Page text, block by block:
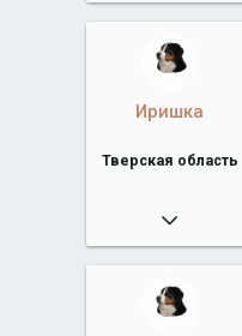
7 158
Иришка
Тверская область
04.12.2007
12 147